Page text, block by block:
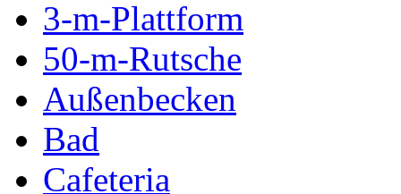
3-m-Plattform
50-m-Rutsche
Außenbecken
Bad
Cafeteria